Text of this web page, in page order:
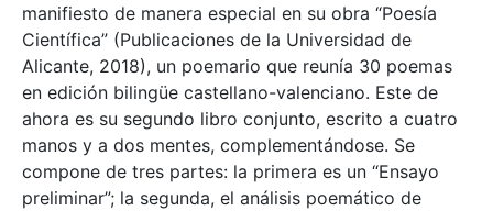
manifiesto de manera especial en su obra “Poesía
Científica” (Publicaciones de la Universidad de
Alicante, 2018), un poemario que reunía 30 poemas
en edición bilingüe castellano-valenciano. Este de
ahora es su segundo libro conjunto, escrito a cuatro
manos y a dos mentes, complementándose. Se
compone de tres partes: la primera es un “Ensayo
preliminar”; la segunda, el análisis poemático de